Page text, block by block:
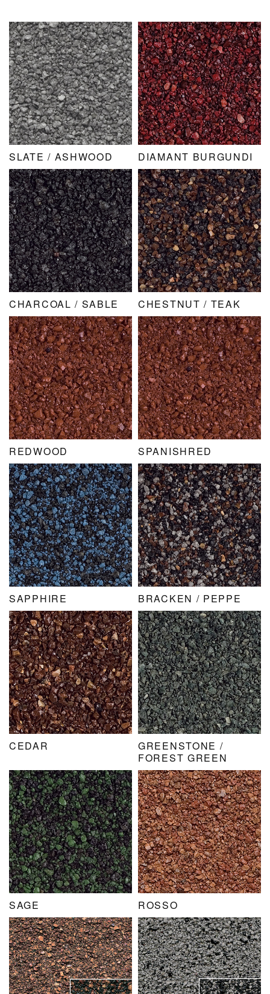
SLATE / ASHWOOD DIAMANT BURGUNDI
CHARCOAL / SABLE CHESTNUT / TEAK
REDWOOD SPANISHRED
SAPPHIRE BRACKEN / PEPPE
CEDAR
GREENSTONE /
FOREST GREEN
SAGE ROSSO